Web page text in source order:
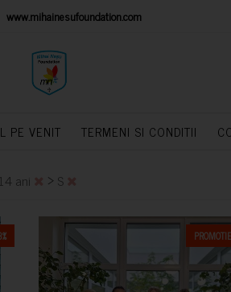
www.mihainesufoundation.com
PE VENIT TERMENI SI CONDITII
ani > S